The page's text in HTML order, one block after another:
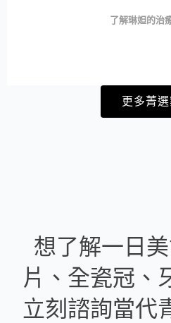
了解琳妲的治
更多菁選
想了解一日
片、全瓷冠、
立刻諮詢當代